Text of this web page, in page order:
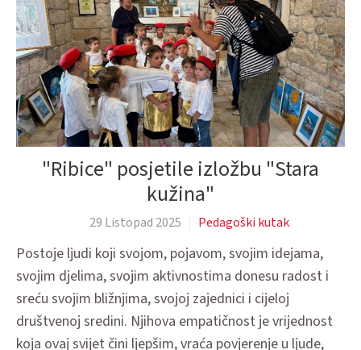
"Ribice" posjetile izložbu "Stara
kužina"
29 Listopad 2025 Pedagoški kutak
Postoje ljudi koji svojom, pojavom, svojim idejama,
svojim djelima, svojim aktivnostima donesu radost i
sreću svojim bližnjima, svojoj zajednici i cijeloj
društvenoj sredini. Njihova empatičnost je vrijednost
koja ovaj svijet čini ljepšim, vraća povjerenje u ljude,